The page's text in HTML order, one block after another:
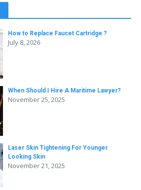
How to Replace Faucet Cartridge ?
July 8, 2026
When Should I Hire A Maritime Lawyer?
November 25, 2025
Laser Skin Tightening For Younger
Looking Skin
November 21, 2025